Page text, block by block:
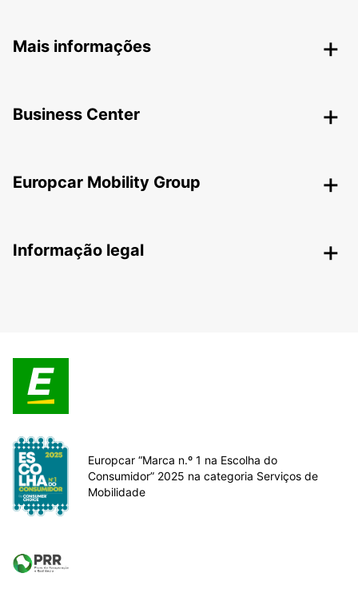
Mais informações
Business Center
Europcar Mobility Group
Informação legal
Europcar “Marca n.º 1 na Escolha do
Consumidor” 2025 na categoria Serviços de
Mobilidade